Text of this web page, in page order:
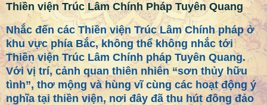
Thiền viện Trúc Lâm Chính Pháp Tuyên Quang
Nhắc đến các Thiền viện Trúc Lâm Chính pháp ở
khu vực phía Bắc, không thể không nhắc tới
Thiền viện Trúc Lâm Chính pháp Tuyên Quang.
Với vị trí, cảnh quan thiên nhiên “sơn thủy hữu
tình”, thơ mộng và hùng vĩ cùng các hoạt động ý
nghĩa tại thiền viện, nơi đây đã thu hút đông đảo